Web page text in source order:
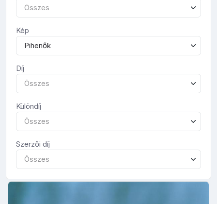
Összes
Kép
Pihenők
Díj
Összes
Különdíj
Összes
Szerzői díj
Összes